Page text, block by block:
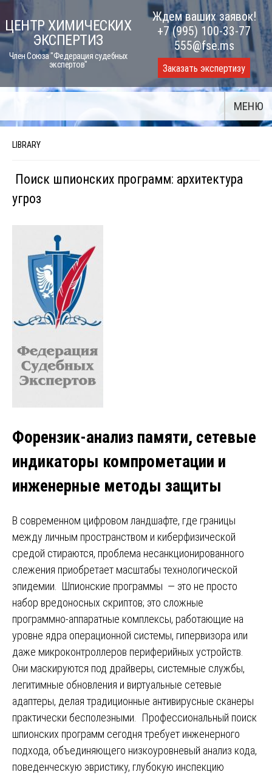
Skip
to
content
ЦЕНТР ХИМИЧЕСКИХ
ЭКСПЕРТИЗ
Член Союза "Федерация судебных
экспертов"
Ждем ваших заявок!
+7 (995) 100-33-77
555@fse.ms
Заказать экспертизу
МЕНЮ
LIBRARY
Поиск шпионских программ: архитектура
угроз
Форензик-анализ памяти, сетевые
индикаторы компрометации и
инженерные методы защиты
В современном цифровом ландшафте, где границы
между личным пространством и киберфизической
средой стираются, проблема несанкционированного
слежения приобретает масштабы технологической
эпидемии. Шпионские программы — это не просто
набор вредоносных скриптов; это сложные
программно-аппаратные комплексы, работающие на
уровне ядра операционной системы, гипервизора или
даже микроконтроллеров периферийных устройств.
Они маскируются под драйверы, системные службы,
легитимные обновления и виртуальные сетевые
адаптеры, делая традиционные антивирусные сканеры
практически бесполезными. Профессиональный поиск
шпионских программ сегодня требует инженерного
подхода, объединяющего низкоуровневый анализ кода,
поведенческую эвристику, глубокую инспекцию